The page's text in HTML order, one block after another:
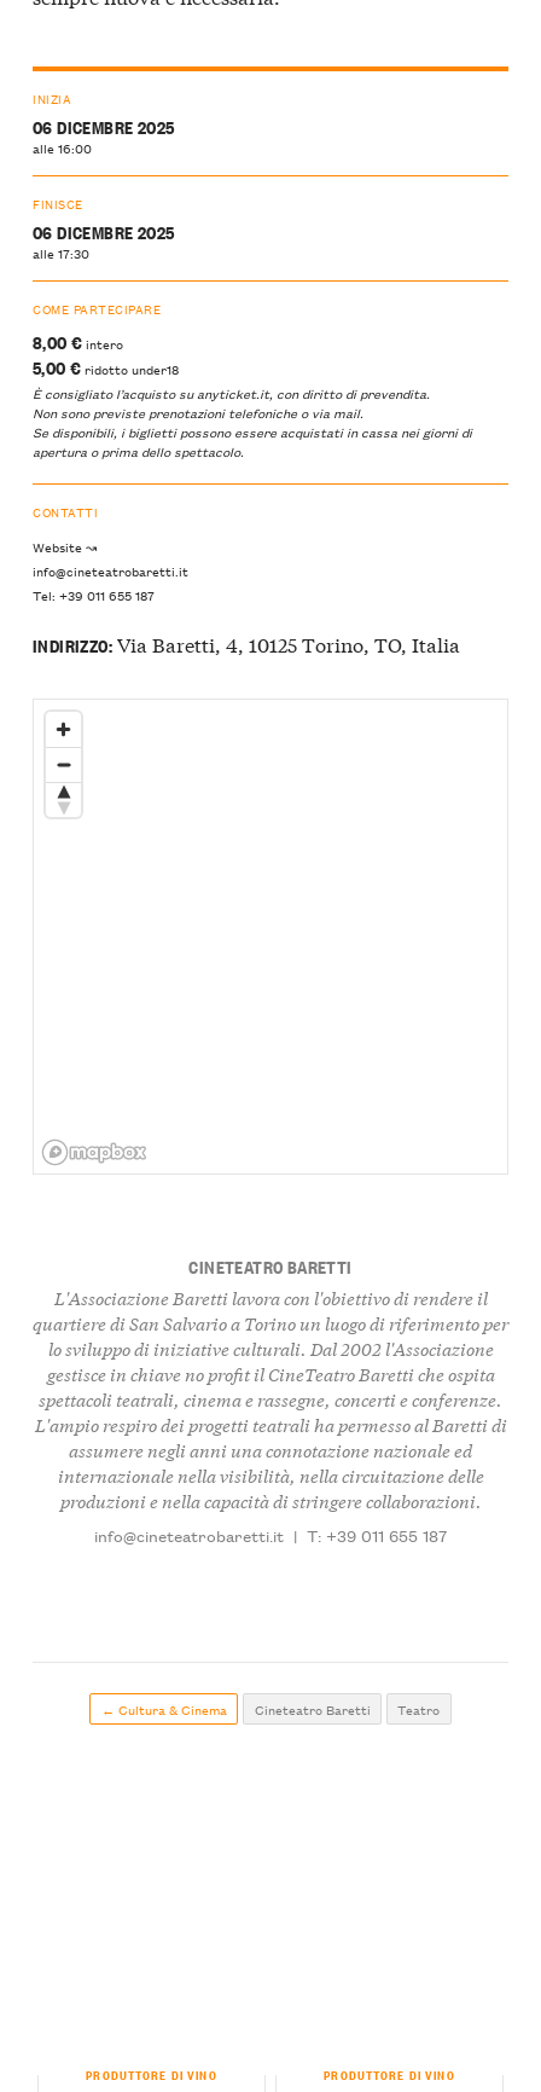
INIZIA
06 DICEMBRE 2025
alle 16:00
FINISCE
06 DICEMBRE 2025
alle 17:30
COME PARTECIPARE
8,00 €intero
5,00 €ridotto under18
È consigliato l’acquisto suanyticket.it, con diritto di prevendita.
Non sono previste prenotazioni telefoniche o via mail.
Se disponibili, i biglietti possono essere acquistati in cassa nei giorni di
apertura o prima dello spettacolo.
CONTATTI
Website ↝
info@cineteatrobaretti.it
Tel: +39 011 655 187
INDIRIZZO:Via Baretti, 4, 10125 Torino, TO, Italia
CINETEATRO BARETTI
L'Associazione Baretti lavora con l'obiettivo di rendere il
quartiere di San Salvario a Torino un luogo di riferimento per
lo sviluppo di iniziative culturali. Dal 2002 l'Associazione
gestisce in chiave no profit il CineTeatro Baretti che ospita
spettacoli teatrali, cinema e rassegne, concerti e conferenze.
L'ampio respiro dei progetti teatrali ha permesso al Baretti di
assumere negli anni una connotazione nazionale ed
internazionale nella visibilità, nella circuitazione delle
produzioni e nella capacità di stringere collaborazioni.
info@cineteatrobaretti.it | T: +39 011 655 187
← Cultura & Cinema Cineteatro Baretti Teatro
PRODUTTORE DI VINO PRODUTTORE DI VINO